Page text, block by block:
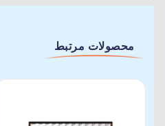
محصولات مرتبط